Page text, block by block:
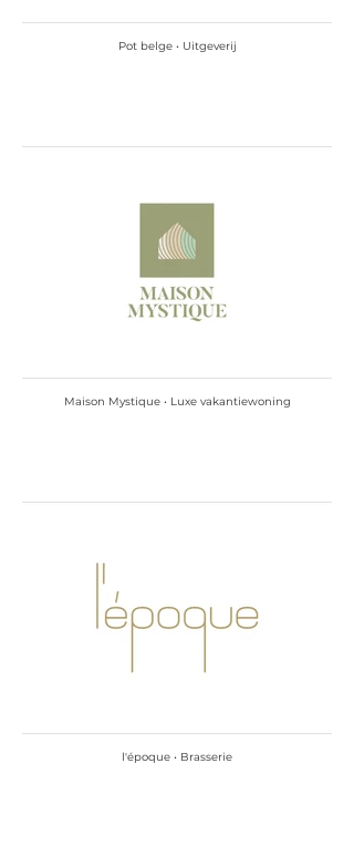
Pot belge • Uitgeverij
Maison Mystique • Luxe vakantiewoning
l'époque • Brasserie